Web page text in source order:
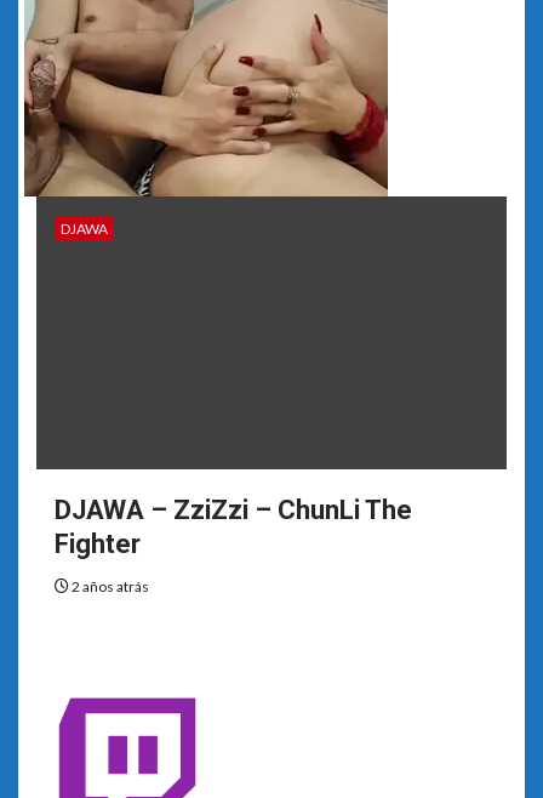
DJAWA
DJAWA – ZziZzi – ChunLi The
Fighter
2 años atrás